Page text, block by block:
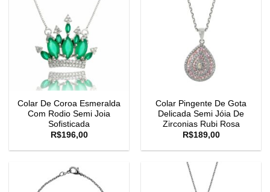
Colar De Coroa Esmeralda
Com Rodio Semi Joia
Sofisticada
R$196,00
Colar Pingente De Gota
Delicada Semi Jóia De
Zirconias Rubi Rosa
R$189,00